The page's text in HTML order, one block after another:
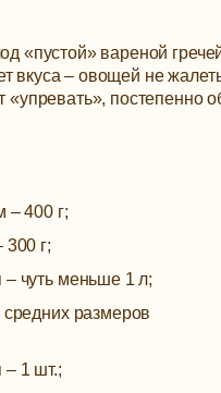
«пустой» вареной
вкуса – овощей не
«упревать», постепенно
– 400 г;
300 г;
чуть меньше 1 л;
размеров
1 шт.;